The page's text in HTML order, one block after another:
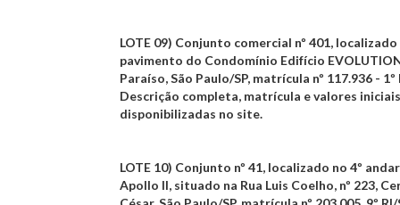
LOTE 09) Conjunto comercial nº 401, localizado
pavimento do Condomínio Edifício
Paraíso, São Paulo/SP, matrícula nº 117.936 - 1º
Descrição completa, matrícula e valores
disponibilizadas no site.
LOTE 10) Conjunto nº 41, localizado no 4º
Apollo II, situado na Rua Luis Coelho, nº 223,